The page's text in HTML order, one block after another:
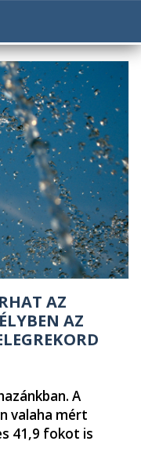
AZ
AZ
A
valaha mért
41,9 fokot is